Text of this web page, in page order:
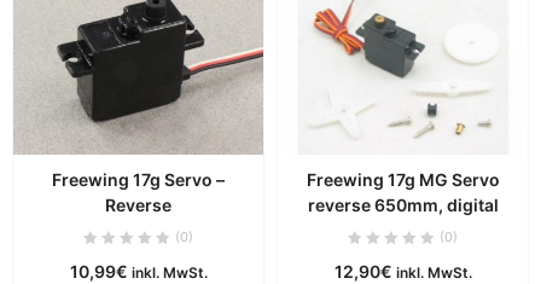
Freewing 17g Servo –
Reverse
(0)
10,99€ inkl. MwSt.
Freewing 17g MG Servo
reverse 650mm, digital
(0)
12,90€ inkl. MwSt.